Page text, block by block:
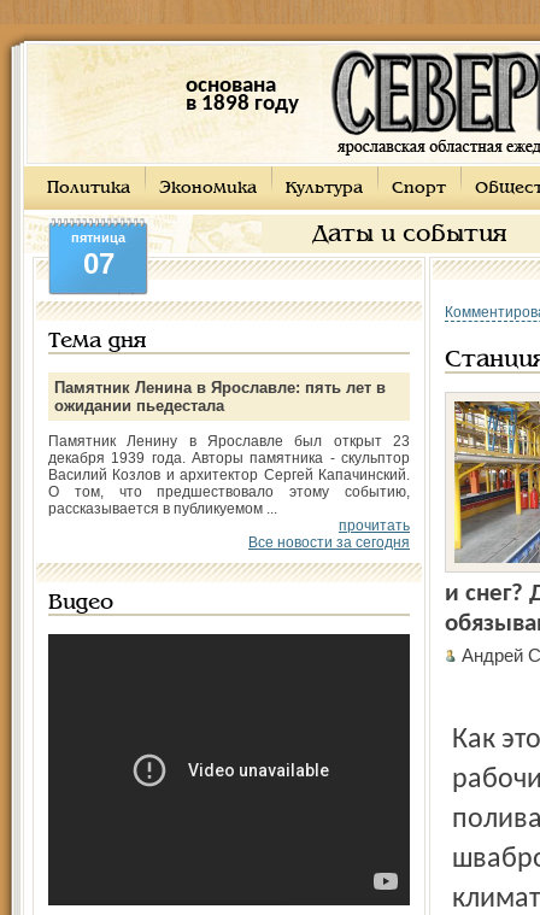
основана
в 1898 году
Политика Экономика Культура Спорт
Даты и события
пятница
07
Тема дня
Памятник Ленина в Ярославле: пять лет в
ожидании пьедестала
Памятник Ленину в Ярославле был открыт 23
декабря 1939 года. Авторы памятника - скульптор
Василий Козлов и архитектор Сергей Капачинский.
О том, что предшествовало этому событию,
рассказывается в публикуемом ...
прочитать
Все новости за сегодня
Видео
и снег?
Андрей
Как